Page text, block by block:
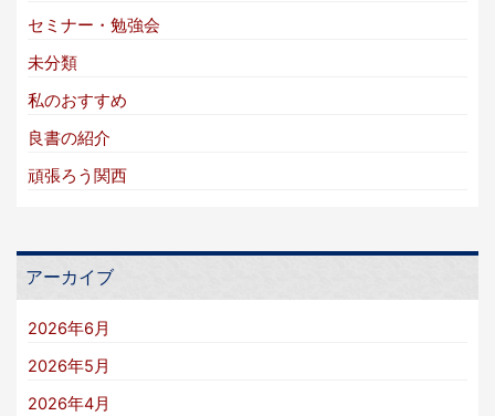
セミナー・勉強会
未分類
私のおすすめ
良書の紹介
頑張ろう関西
アーカイブ
2026年6月
2026年5月
2026年4月